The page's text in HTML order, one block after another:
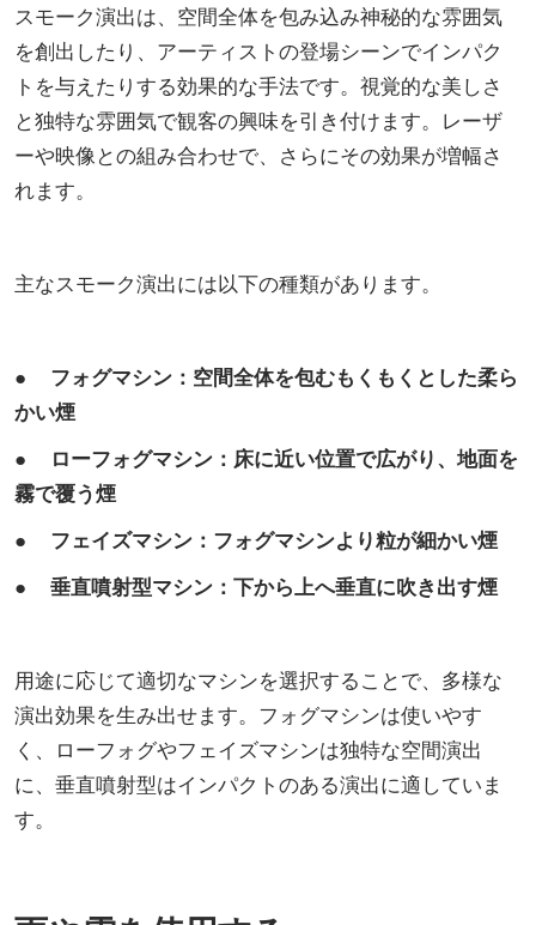
スモーク演出は、空間全体を包み込み神秘的な雰囲気
を創出したり、アーティストの登場シーンでインパク
トを与えたりする効果的な手法です。視覚的な美しさ
と独特な雰囲気で観客の興味を引き付けます。レーザ
ーや映像との組み合わせで、さらにその効果が増幅さ
れます。
主なスモーク演出には以下の種類があります。
● フォグマシン：空間全体を包むもくもくとした柔ら
かい煙
● ローフォグマシン：床に近い位置で広がり、地面を
霧で覆う煙
● フェイズマシン：フォグマシンより粒が細かい煙
● 垂直噴射型マシン：下から上へ垂直に吹き出す煙
用途に応じて適切なマシンを選択することで、多様な
演出効果を生み出せます。フォグマシンは使いやす
く、ローフォグやフェイズマシンは独特な空間演出
に、垂直噴射型はインパクトのある演出に適していま
す。